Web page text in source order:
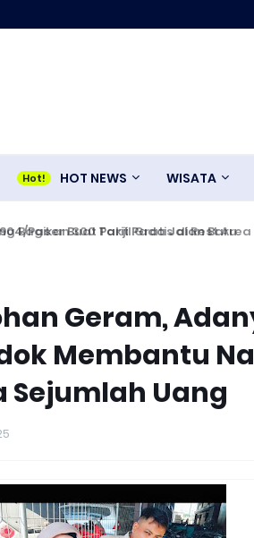
HOT NEWS WISATA
300 Takjil Gratis di Rest Area
Geram,
Membantu
Uang